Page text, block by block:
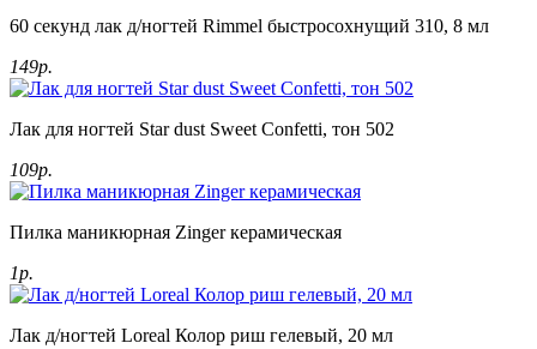
60 секунд лак д/ногтей Rimmel быстросохнущий 310, 8 мл
149р.
Лак для ногтей Star dust Sweet Confetti, тон 502
109р.
Пилка маникюрная Zinger керамическая
1р.
Лак д/ногтей Loreal Колор риш гелевый, 20 мл